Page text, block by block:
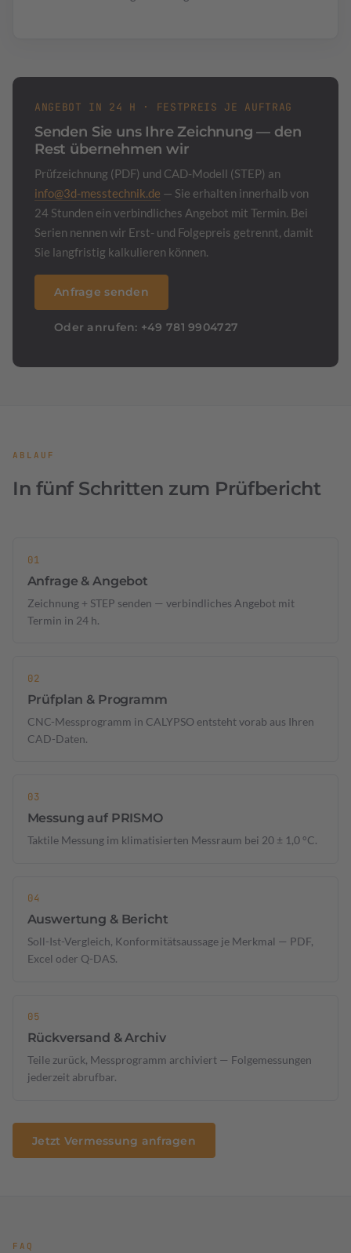
ANGEBOT IN 24 H · FESTPREIS JE AUFTRAG
Senden Sie uns Ihre Zeichnung — den
Rest übernehmen wir
Prüfzeichnung (PDF) und CAD-Modell (STEP) an
info@3d-messtechnik.de — Sie erhalten innerhalb von
24 Stunden ein verbindliches Angebot mit Termin. Bei
Serien nennen wir Erst- und Folgepreis getrennt, damit
Sie langfristig kalkulieren können.
Anfrage senden
Oder anrufen: +49 781 9904727
ABLAUF
In fünf Schritten zum Prüfbericht
Anfrage & Angebot
Zeichnung + STEP senden — verbindliches Angebot mit
Termin in 24 h.
Prüfplan & Programm
CNC-Messprogramm in CALYPSO entsteht vorab aus Ihren
CAD-Daten.
Messung auf PRISMO
Taktile Messung im klimatisierten Messraum bei 20 ± 1,0 °C.
Auswertung & Bericht
Soll-Ist-Vergleich, Konformitätsaussage je Merkmal — PDF,
Excel oder Q-DAS.
Rückversand & Archiv
Teile zurück, Messprogramm archiviert — Folgemessungen
jederzeit abrufbar.
Jetzt Vermessung anfragen
FAQ